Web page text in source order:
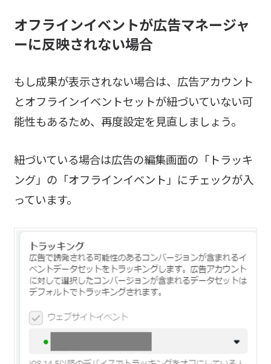
オフラインイベントが広告マネージャ
ーに反映されない場合
もし成果が表示されない場合は、広告アカウント
とオフラインイベントセットが紐づいていない可
能性もあるため、再度設定を見直しましょう。
紐づいている場合は広告の編集画面の「トラッキ
ング」の「オフラインイベント」にチェックが入
っています。